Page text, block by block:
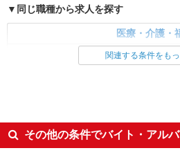
同じ職種から求人を探す
医療・介護・
看護師・保健師・看護助手・助産師
ボーナス・賞与あり
車通
交通費支給
社会
関連する条件をも
その他の条件でバイト・アル